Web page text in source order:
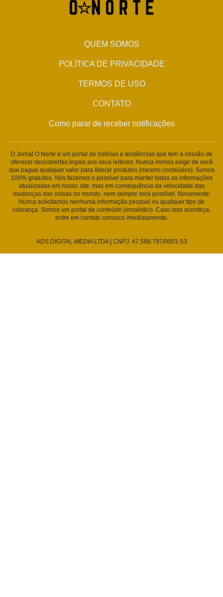
QUEM SOMOS
POLÍTICA DE PRIVACIDADE
TERMOS DE USO
CONTATO
Como parar de receber notificações
O Jornal O Norte é um portal de notícias e tendências que tem a missão de
oferecer descobertas legais aos seus leitores. Nunca iremos exigir de você
que pague qualquer valor para liberar produtos (mesmo conteúdos). Somos
100% gratuitos. Nós fazemos o possível para manter todas as informações
atualizadas em nosso site, mas em consequência da velocidade das
mudanças das coisas no mundo, nem sempre será possível. Novamente:
Nunca solicitamos nenhuma informação pessoal ou qualquer tipo de
cobrança. Somos um portal de conteúdo jornalístico. Caso isso aconteça,
entre em contato conosco imediatamente.
ADS DIGITAL MEDIA LTDA | CNPJ: 47.588.797/0001-53